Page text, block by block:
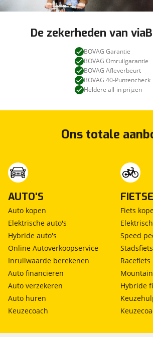
De zekerheden van
BOVAG Garantie
BOVAG Omruilgarantie
BOVAG Afleverbeurt
BOVAG 40-Puntencheck
Heldere all-in prijzen
Ons totale
AUTO'S
Auto kopen
Elektrische auto's
Hybride auto's
Online Autoverkoopservice
Inruilwaarde berekenen
Auto financieren
Auto verzekeren
Auto huren
Keuzecoach
Fiets
Speed
Stadsfiets
Racefiets
Hybride